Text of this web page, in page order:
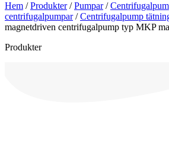
Hem /Produkter/Pumpar/
centrifugalpumpar/Centrifugalpump
magnetdriven centrifugalpump typ MKP
Produkter